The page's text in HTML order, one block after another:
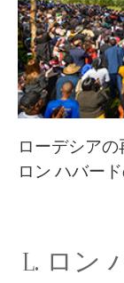
ローデシア
ロン ハバー
L. ロン